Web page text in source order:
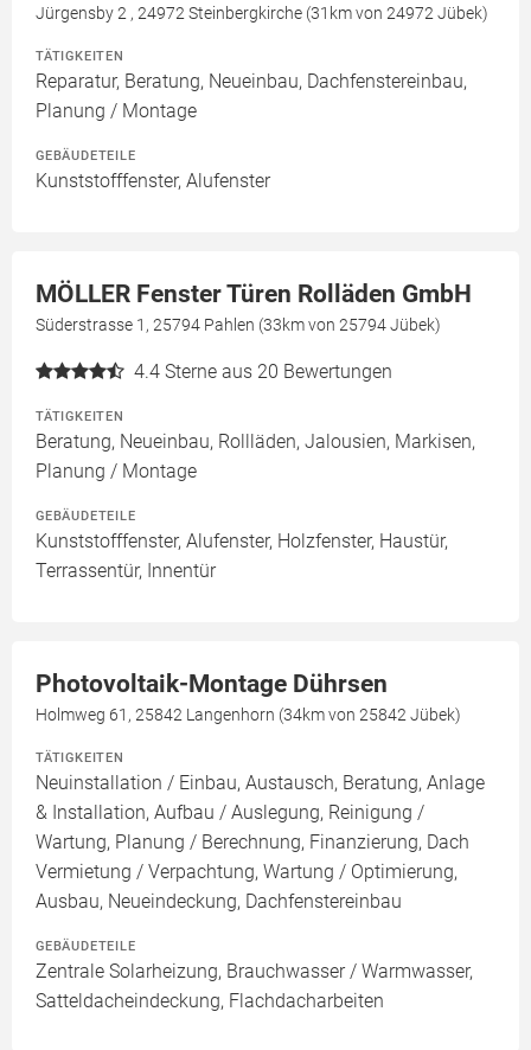
Jürgensby 2 , 24972 Steinbergkirche (31km von 24972 Jübek)
TÄTIGKEITEN
Reparatur, Beratung, Neueinbau, Dachfenstereinbau,
Planung / Montage
GEBÄUDETEILE
Kunststofffenster, Alufenster
MÖLLER Fenster Türen Rolläden GmbH
Süderstrasse 1, 25794 Pahlen (33km von 25794 Jübek)
4.4 Sterne aus 20 Bewertungen
TÄTIGKEITEN
Beratung, Neueinbau, Rollläden, Jalousien, Markisen,
Planung / Montage
GEBÄUDETEILE
Kunststofffenster, Alufenster, Holzfenster, Haustür,
Terrassentür, Innentür
Photovoltaik-Montage Dührsen
Holmweg 61, 25842 Langenhorn (34km von 25842 Jübek)
TÄTIGKEITEN
Neuinstallation / Einbau, Austausch, Beratung, Anlage
& Installation, Aufbau / Auslegung, Reinigung /
Wartung, Planung / Berechnung, Finanzierung, Dach
Vermietung / Verpachtung, Wartung / Optimierung,
Ausbau, Neueindeckung, Dachfenstereinbau
GEBÄUDETEILE
Zentrale Solarheizung, Brauchwasser / Warmwasser,
Satteldacheindeckung, Flachdacharbeiten